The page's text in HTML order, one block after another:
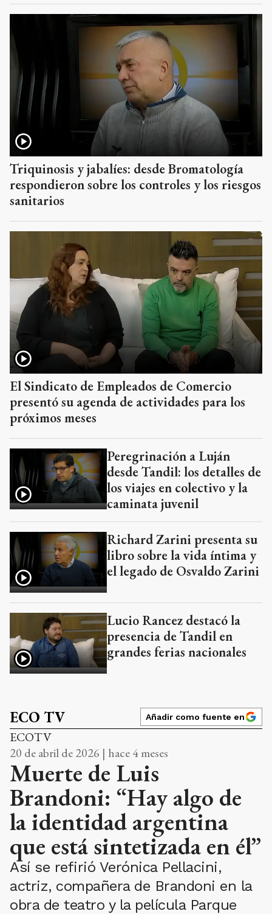
Triquinosis y jabalíes: desde Bromatología
respondieron sobre los controles y los riesgos
sanitarios
El Sindicato de Empleados de Comercio
presentó su agenda de actividades para los
próximos meses
Peregrinación a Luján
desde Tandil: los detalles de
los viajes en colectivo y la
caminata juvenil
Richard Zarini presenta su
libro sobre la vida íntima y
el legado de Osvaldo Zarini
Lucio Rancez destacó la
presencia de Tandil en
grandes ferias nacionales
ECO TV Añadir como fuente en
ECOTV
20 de abril de 2026 | hace 4 meses
Muerte de Luis
Brandoni: “Hay algo de
la identidad argentina
que está sintetizada en él”
Así se refirió Verónica Pellacini,
actriz, compañera de Brandoni en la
obra de teatro y la película Parque